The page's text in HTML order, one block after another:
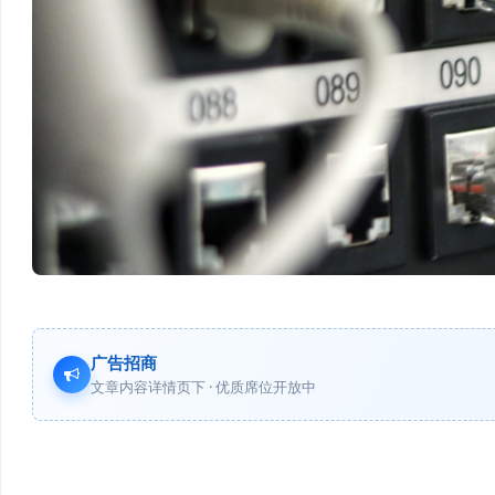
广告招商
文章内容详情页下 · 优质席位开放中